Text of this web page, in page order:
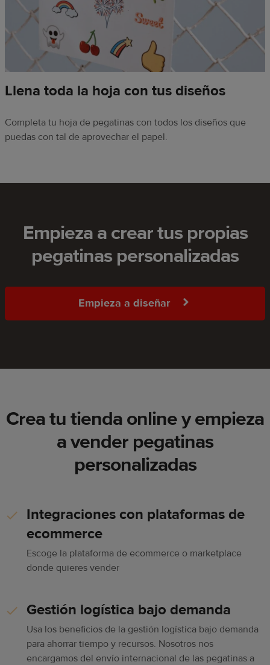
Llena toda la hoja con tus diseños
Completa tu hoja de pegatinas con todos los diseños que
puedas con tal de aprovechar el papel.
Empieza a crear tus propias
pegatinas personalizadas
Empieza a diseñar
Crea tu tienda online y empieza
a vender pegatinas
personalizadas
Integraciones con plataformas de
ecommerce
Escoge la plataforma de ecommerce o marketplace
donde quieres vender
Gestión logística bajo demanda
Usa los beneficios de la gestión logística bajo demanda
para ahorrar tiempo y recursos. Nosotros nos
encargamos del envío internacional de las pegatinas a